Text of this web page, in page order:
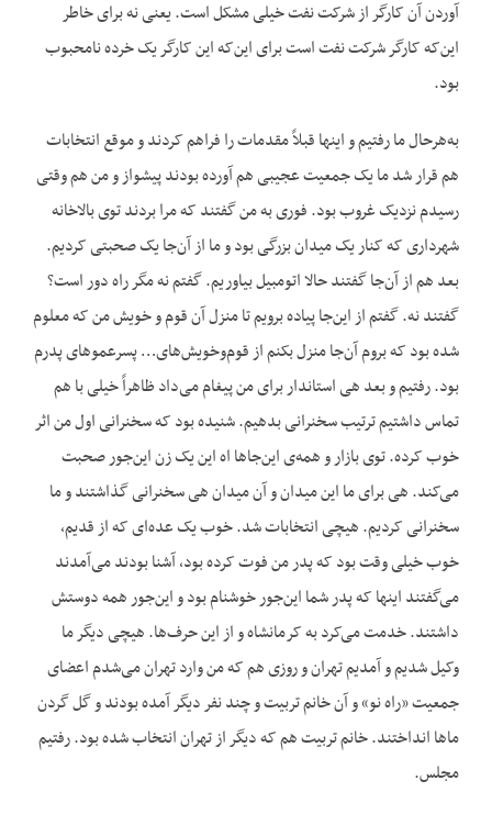
آوردن آن کارگر از شرکت نفت خیلی مشکل است. یعنی نه برای خاطر
این‌که کارگر شرکت نفت است برای این‌که این کارگر یک خرده نامحبوب
بود.
به‌هرحال ما رفتیم و اینها قبلاً مقدمات را فراهم کردند و موقع انتخابات
هم قرار شد ما یک جمعیت عجیبی هم آورده بودند پیشواز و من هم وقتی
رسیدم نزدیک غروب بود. فوری به من گفتند که مرا بردند توی بالاخانه
شهرداری که کنار یک میدان بزرگی بود و ما از آن‌جا یک صحبتی کردیم.
بعد هم از آن‌جا گفتند حالا اتومبیل بیاوریم. گفتم نه مگر راه دور است؟
گفتند نه. گفتم از این‌جا پیاده برویم تا منزل آن قوم و خویش من که معلوم
شده بود که بروم آن‌جا منزل بکنم از قوم‌وخویش‌های… پسرعموهای پدرم
بود. رفتیم و بعد هی استاندار برای من پیغام می‌داد ظاهراً خیلی با هم
تماس داشتیم ترتیب سخنرانی بدهیم. شنیده بود که سخنرانی اول من اثر
خوب کرده. توی بازار و همه‌ی این‌جاها اه این یک زن این‌جور صحبت
می‌کند. هی برای ما این میدان و آن میدان هی سخنرانی گذاشتند و ما
سخنرانی کردیم. هیچی انتخابات شد. خوب یک عده‌ای که از قدیم،
خوب خیلی وقت بود که پدر من فوت کرده بود، آشنا بودند می‌آمدند
می‌گفتند اینها که پدر شما این‌جور خوشنام بود و این‌جور همه دوستش
داشتند. خدمت می‌کرد به کرمانشاه و از این حرف‌ها. هیچی دیگر ما
وکیل شدیم و آمدیم تهران و روزی هم که من وارد تهران می‌شدم اعضای
جمعیت «راه نو» و آن خانم تربیت و چند نفر دیگر آمده بودند و گل گردن
ماها انداختند. خانم تربیت هم که دیگر از تهران انتخاب شده بود. رفتیم
مجلس.